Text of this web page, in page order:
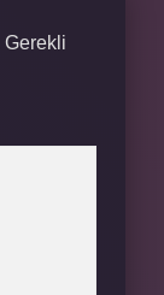
Gerekli